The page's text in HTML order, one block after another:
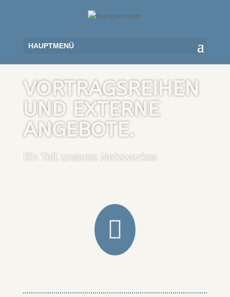
VORTRAGSREIHEN
UND EXTERNE
ANGEBOTE.
Ein Teil unseres Netzwerkes
